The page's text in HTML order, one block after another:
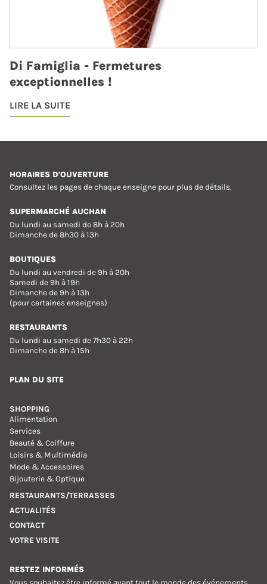
Di Famiglia - Fermetures
exceptionnelles !
LIRE LA SUITE
HORAIRES D'OUVERTURE
Consultez les pages de chaque enseigne pour plus de détails.
SUPERMARCHÉ AUCHAN
Du lundi au samedi de 8h à 20h
Dimanche de 8h30 à 13h
BOUTIQUES
Du lundi au vendredi de 9h à 20h
Samedi de 9h à 19h
Dimanche de 9h à 13h
(pour certaines enseignes)
RESTAURANTS
Du lundi au samedi de 7h30 à 22h
Dimanche de 8h à 15h
PLAN DU SITE
SHOPPING
Alimentation
Services
Beauté & Coiffure
Loisirs & Multimédia
Mode & Accessoires
Bijouterie & Optique
RESTAURANTS/TERRASSES
ACTUALITÉS
CONTACT
VOTRE VISITE
RESTEZ INFORMÉS